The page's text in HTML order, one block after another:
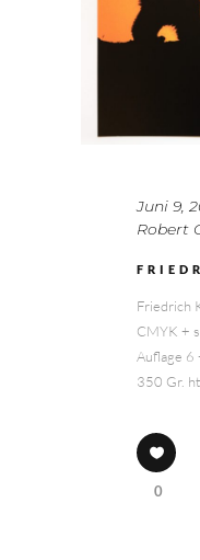
Juni 9,
Robert
Friedrich
CMYK +
Auflage 6
350 Gr.
0